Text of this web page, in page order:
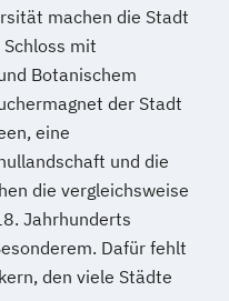
machen die Stadt
mit
Botanischem
der Stadt
eine
und die
die vergleichsweise
Jahrhunderts
Dafür fehlt
den viele Städte